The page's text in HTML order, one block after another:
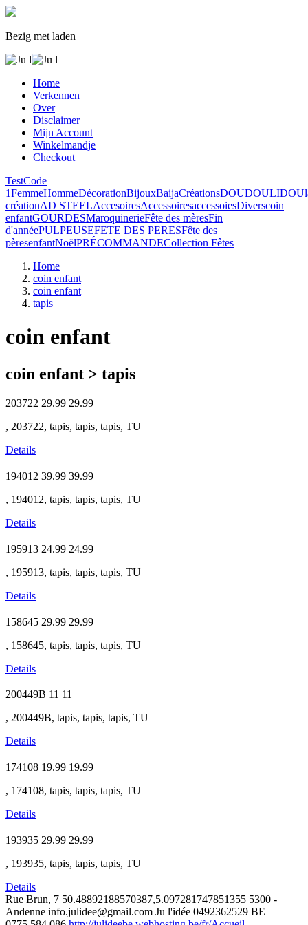
Bezig met laden
Home
Verkennen
Over
Disclaimer
Mijn Account
Winkelmandje
Checkout
TestCode
1FemmeHommeDécorationBijouxBaijaCréationsDOUDOULIDOU
créationAD STEELAccesoiresAccessoiresaccessoiesDiverscoin
enfantGOURDESMaroquinerieFête des mèresFin
d'annéePULPEUSEFETE DES PERESFête des
pèresenfantNoëlPRÉCOMMANDECollection Fêtes
Home
coin enfant
coin enfant
tapis
coin enfant
coin enfant > tapis
203722 29.99 29.99
, 203722, tapis, tapis, tapis, TU
Details
194012 39.99 39.99
, 194012, tapis, tapis, tapis, TU
Details
195913 24.99 24.99
, 195913, tapis, tapis, tapis, TU
Details
158645 29.99 29.99
, 158645, tapis, tapis, tapis, TU
Details
200449B 11 11
, 200449B, tapis, tapis, tapis, TU
Details
174108 19.99 19.99
, 174108, tapis, tapis, tapis, TU
Details
193935 29.99 29.99
, 193935, tapis, tapis, tapis, TU
Details
Rue Brun, 7 50.48892188570387,5.097281747851355 5300 -
Andenne info.julidee@gmail.com Ju l'idée 0492362529 BE